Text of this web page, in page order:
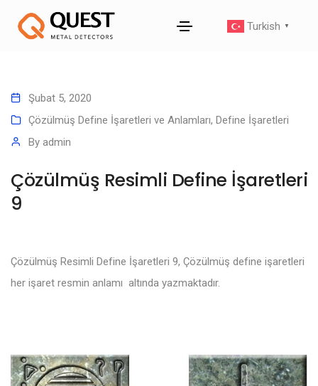
Turkish ▼
Şubat 5, 2020
Çözülmüş Define İşaretleri ve Anlamları, Define İşaretleri
By admin
Çözülmüş Resimli Define İşaretleri
9
Çözülmüş Resimli Define İşaretleri 9, Çözülmüş define işaretleri
her işaret resmin anlamı altında yazmaktadır.